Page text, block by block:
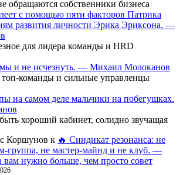
обращаются собственники бизнеса
с помощью пяти факторов Патрика
развития личности Эрика Эриксона. —
для лидера команды и HRD
и не исчезнуть. — Михаил Молоканов
команды и сильные управленцы
на самом деле мальчики на побегушках.
хороший кабинет, солидно звучащая
Коршунов к 🔥 Синдикат резонанса: не
группа, не мастер-майнд и не клуб. —
вам нужно больше, чем просто совет